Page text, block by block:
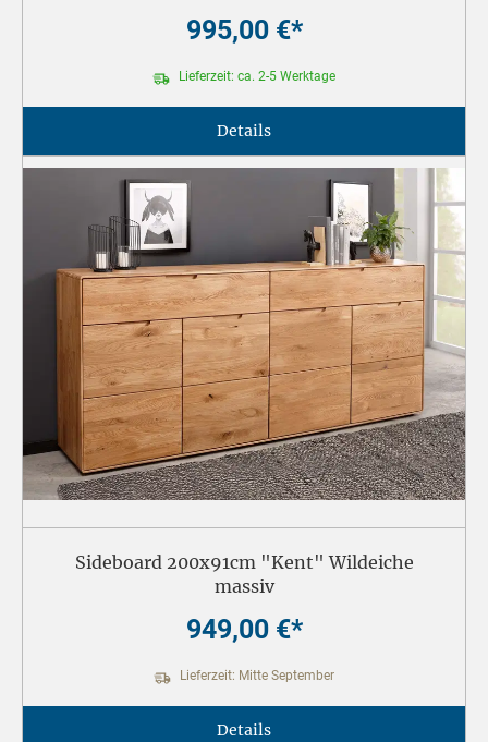
995,00 €*
Lieferzeit: ca. 2-5 Werktage
Details
Sideboard 200x91cm "Kent" Wildeiche
massiv
949,00 €*
Lieferzeit: Mitte September
Details